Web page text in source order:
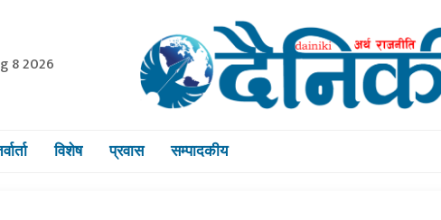
8 2026
विशेष प्रवास सम्पादकीय